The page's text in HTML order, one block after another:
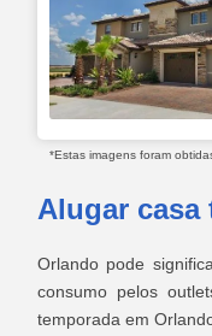
*Estas imagens foram
Alugar casa
Orlando pode
consumo pelos
temporada em